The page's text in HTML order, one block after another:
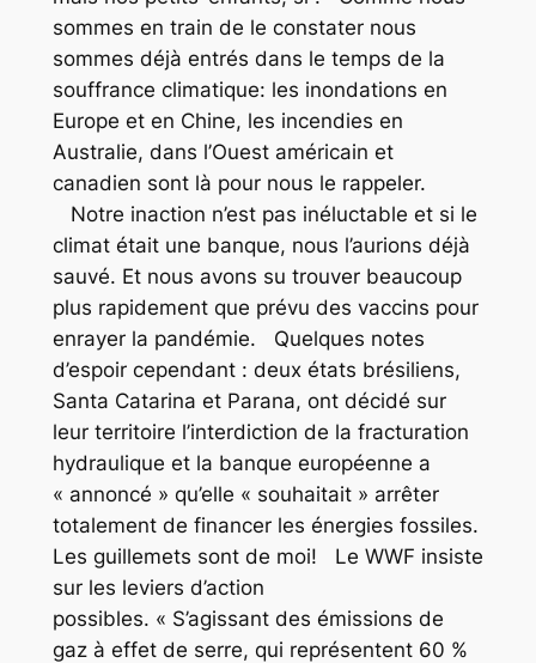
sommes en train de le constater nous
sommes déjà entrés dans le temps de la
souffrance climatique: les inondations en
Europe et en Chine, les incendies en
Australie, dans l’Ouest américain et
canadien sont là pour nous le rappeler.
Notre inaction n’est pas inéluctable et si le
climat était une banque, nous l’aurions déjà
sauvé. Et nous avons su trouver beaucoup
plus rapidement que prévu des vaccins pour
enrayer la pandémie. Quelques notes
d’espoir cependant : deux états brésiliens,
Santa Catarina et Parana, ont décidé sur
leur territoire l’interdiction de la fracturation
hydraulique et la banque européenne a
« annoncé » qu’elle « souhaitait » arrêter
totalement de financer les énergies fossiles.
Les guillemets sont de moi! Le WWF insiste
sur les leviers d’action
possibles. « S’agissant des émissions de
gaz à effet de serre, qui représentent 60 %